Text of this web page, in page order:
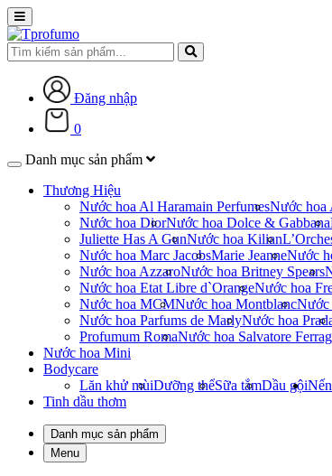
Đăng nhập
0
Danh mục sản phẩm
Thương Hiệu
Nước hoa Al Haramain PerfumesNước hoa
Nước hoa DiorNước hoa Dolce & Gabbana
Juliette Has A GunNước hoa Kilian
Nước hoa Marc JacobsMarie JeanneNước
Nước hoa AzzaroNước hoa Britney Spears
Nước hoa Etat Libre d`OrangeNước hoa
Nước hoa MCMNước hoa MontblancNước
Nước hoa Parfums de MarlyNước hoa
Profumum RomaNước hoa Salvatore
Nước hoa Mini
Bodycare
Lăn khử mùiDưỡng thểSữa tắmDầu gội
Tinh dầu thơm
Danh mục sản phẩm
Menu